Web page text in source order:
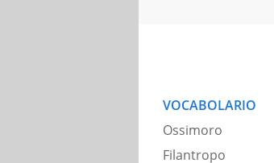
VOCABOLARIO
Ossimoro
Filantropo